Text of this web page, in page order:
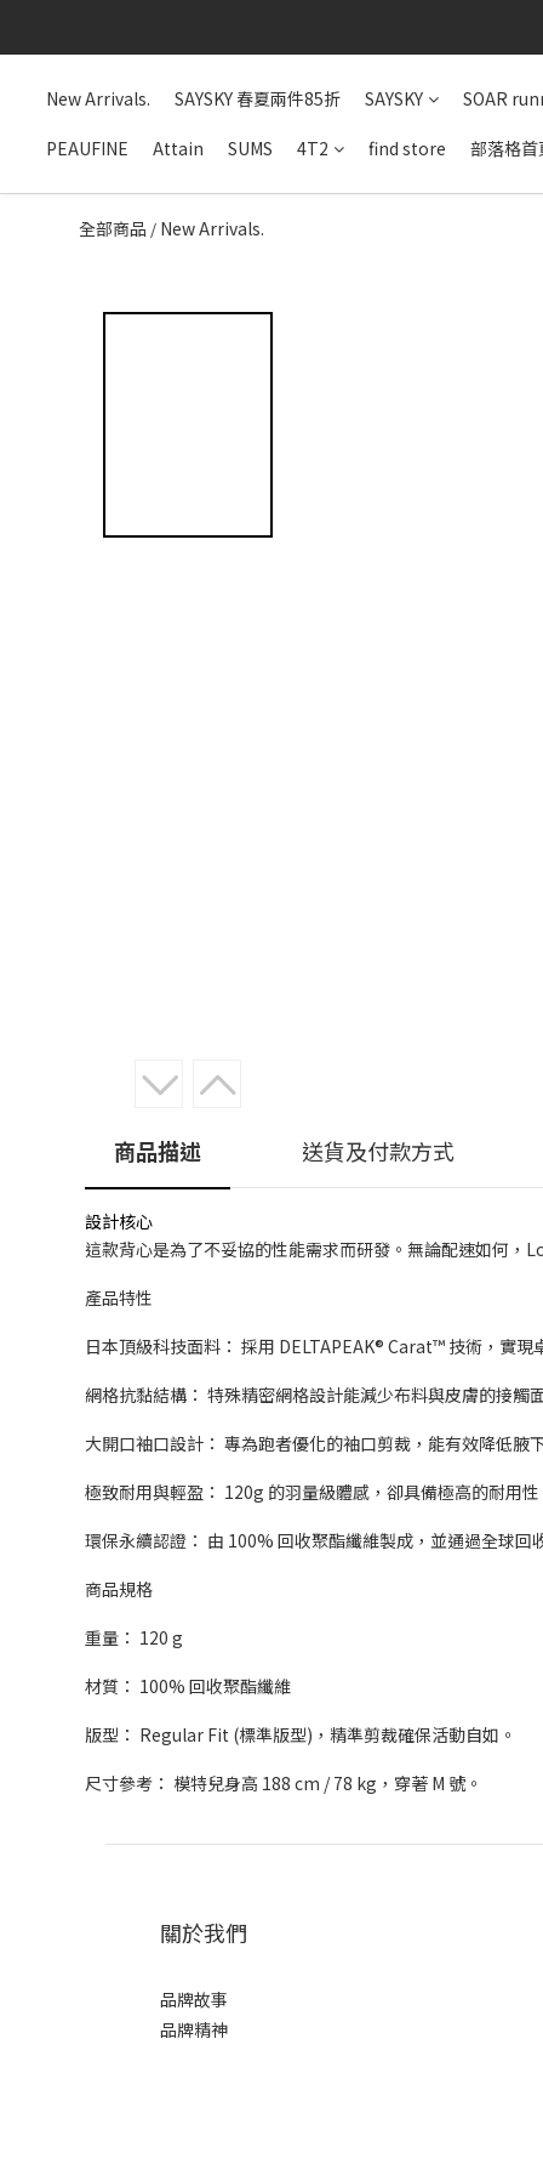
New Arrivals. SAYSKY 春夏兩件85折 SAYSKY SOAR
PEAUFINE Attain SUMS 4T2 find store 部落格首
全部商品 / New Arrivals.
商品描述 送貨及付款方式
設計核心
這款背心是為了不妥協的性能需求而研發。無論配速如何，
產品特性
日本頂級科技面料： 採用 DELTAPEAK® Carat™ 技術，實現
網格抗黏結構： 特殊精密網格設計能減少布料與皮膚的接觸
大開口袖口設計： 專為跑者優化的袖口剪裁，能有效降低腋
極致耐用與輕盈： 120g 的羽量級體感，卻具備極高的耐用
環保永續認證： 由 100% 回收聚酯纖維製成，並通過全球回
商品規格
重量： 120 g
材質： 100% 回收聚酯纖維
版型： Regular Fit (標準版型)，精準剪裁確保活動自如。
尺寸參考： 模特兒身高 188 cm / 78 kg，穿著 M 號。
關於我們
品牌故事
品牌精神